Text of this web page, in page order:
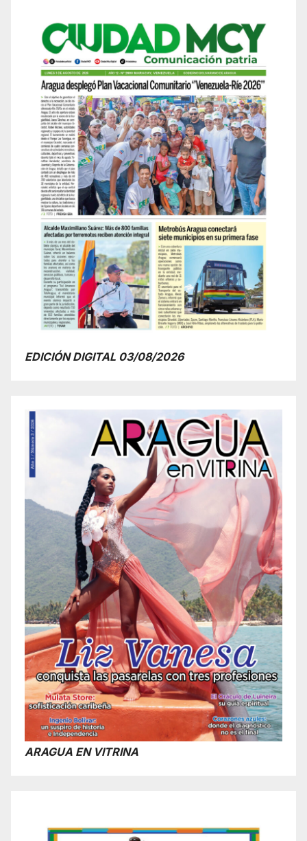
EDICIÓN DIGITAL 03/08/2026
ARAGUA EN VITRINA